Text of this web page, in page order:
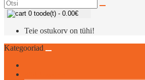
0 toode(t) - 0.00€
Teie ostukorv on tühi!
Kategooriad